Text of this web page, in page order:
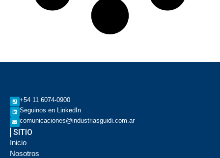
+54 11 6074-0900
Seguinos en LinkedIn
comunicaciones@industriasguidi.com.ar
SITIO
Inicio
Nosotros